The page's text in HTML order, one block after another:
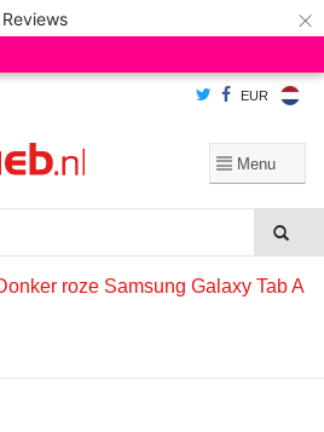
Reviews ×
EUR
roze Samsung Galaxy Tab A
te verbeteren. Is dat akkoord?
Ja